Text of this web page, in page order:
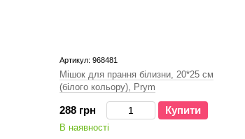
Артикул: 968481
Мішок для прання білизни, 20*25 см
(білого кольору), Prym
288 грн Купити
В наявності